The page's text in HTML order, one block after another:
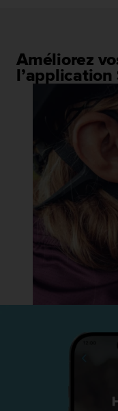
Améliorez
l’application